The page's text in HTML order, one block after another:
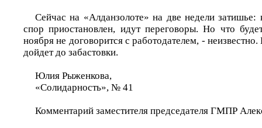
Сейчас на «Алданзолоте» на две недели затишье:
спор приостановлен, идут переговоры. Но что
ноября не договорится с работодателем, -
дойдет до забастовки.
Юлия Рыженкова,
«Солидарность», № 41
Комментарий заместителя председателя ГМПР